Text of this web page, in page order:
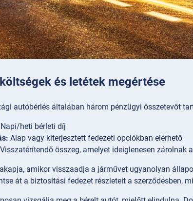
és letétek megértése
autóbérlés általában három pénzügyi összetevőt
Napi/heti bérleti díj
Alap vagy kiterjesztett fedezeti opciókban elérhető
Visszatérítendő összeg, amelyet ideiglenesen zárolnak
amikor visszaadja a járművet ugyanolyan
át a biztosítási fedezet részleteit a szerződésben,